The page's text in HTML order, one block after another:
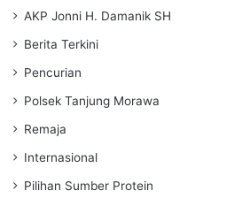
AKP Jonni H. Damanik SH
Berita Terkini
Pencurian
Polsek Tanjung Morawa
Remaja
Internasional
Pilihan Sumber Protein